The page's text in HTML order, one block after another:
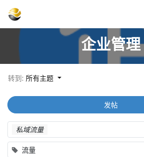
企业管理
转到: 所有主题
私域流量
流量
发帖